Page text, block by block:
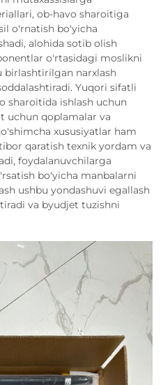
ob-havo sharoitiga
o'rnatish bo'yicha
alohida sotib olish
o'rtasidagi moslikni
birlashtirilgan narxlash
Yuqori sifatli
sharoitida ishlash uchun
uchun qoplamalar va
xususiyatlar ham
qaratish texnik yordam va
foydalanuvchilarga
bo'yicha manbalarni
ushbu yondashuvi egallash
va byudjet tuzishni